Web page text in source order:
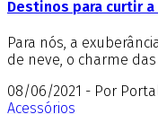
Destinos para curtir
Para nós, a
de neve, o charme
08/06/2021 - Por
Acessórios